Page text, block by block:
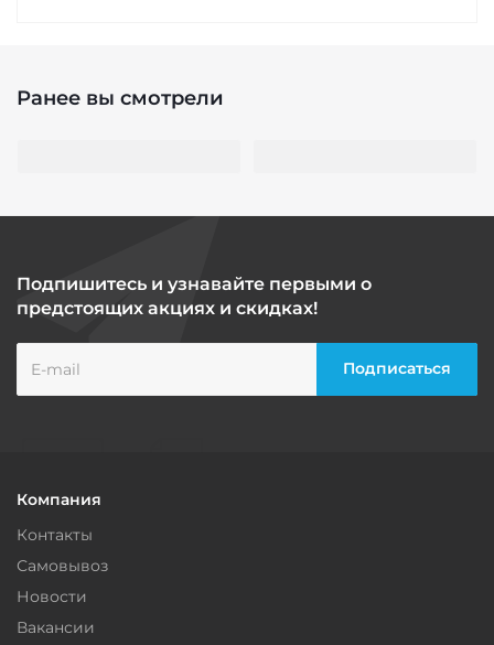
Ранее вы смотрели
Подпишитесь и узнавайте первыми о
предстоящих акциях и скидках!
Компания
Контакты
Самовывоз
Новости
Вакансии